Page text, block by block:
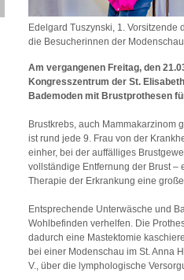
Edelgard Tuszynski, 1. Vorsitzende
die Besucherinnen der
Am vergangenen Freitag, den
Kongresszentrum der St.
Bademoden mit Brustprothesen
Brustkrebs, auch Mammakarzinom
ist rund jede 9. Frau von der
einher, bei der auffälliges
vollständige Entfernung der Brust –
Therapie der Erkrankung eine
Entsprechende Unterwäsche und
Wohlbefinden verhelfen. Die
dadurch eine Mastektomie
bei einer Modenschau im St. Anna
V., über die lymphologische